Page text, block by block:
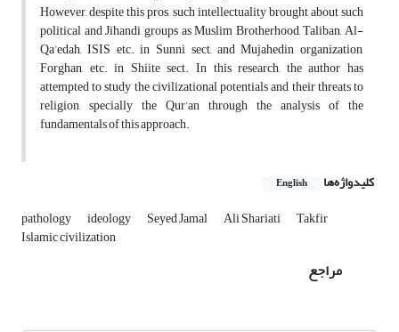
However, despite this pros, such intellectuality brought about such
political and Jihandi groups as Muslim Brotherhood, Taliban, Al-
Qa’edah, ISIS etc. in Sunni sect, and Mujahedin organization,
Forghan, etc. in Shiite sect. In this research, the author has
attempted to study the civilizational potentials and their threats to
religion, specially the Qur’an through the analysis of the
fundamentals of this approach.
کلیدواژه‌ها English
pathology ideology Seyed Jamal Ali Shariati Takfir
Islamic civilization
مراجع